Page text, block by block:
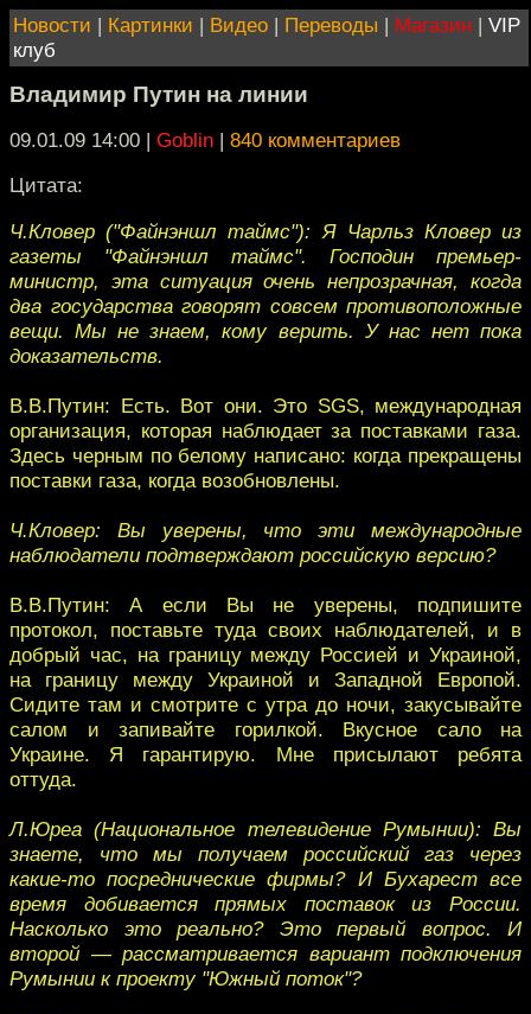
Новости | Картинки | Видео | Переводы | Магазин | VIP
клуб
Владимир Путин на линии
09.01.09 14:00 | Goblin | 840 комментариев
Цитата:
Ч.Кловер ("Файнэншл таймс"): Я Чарльз Кловер из
газеты "Файнэншл таймс". Господин премьер-
министр, эта ситуация очень непрозрачная, когда
два государства говорят совсем противоположные
вещи. Мы не знаем, кому верить. У нас нет пока
доказательств.
В.В.Путин: Есть. Вот они. Это SGS, международная
организация, которая наблюдает за поставками газа.
Здесь черным по белому написано: когда прекращены
поставки газа, когда возобновлены.
Ч.Кловер: Вы уверены, что эти международные
наблюдатели подтверждают российскую версию?
В.В.Путин: А если Вы не уверены, подпишите
протокол, поставьте туда своих наблюдателей, и в
добрый час, на границу между Россией и Украиной,
на границу между Украиной и Западной Европой.
Сидите там и смотрите с утра до ночи, закусывайте
салом и запивайте горилкой. Вкусное сало на
Украине. Я гарантирую. Мне присылают ребята
оттуда.
Л.Юреа (Национальное телевидение Румынии): Вы
знаете, что мы получаем российский газ через
какие-то посреднические фирмы? И Бухарест все
время добивается прямых поставок из России.
Насколько это реально? Это первый вопрос. И
второй — рассматривается вариант подключения
Румынии к проекту "Южный поток"?